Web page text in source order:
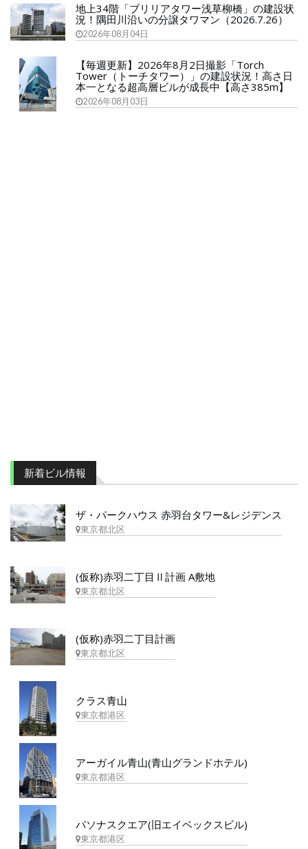
地上34階「ブリリアタワー浅草柳橋」の建設状
況！隅田川沿いの分譲タワマン（2026.7.26）
2026年08月04日
【毎週更新】2026年8月2日撮影「Torch
Tower（トーチタワー）」の建設状況！高さ日
本一となる超高層ビルが成長中【高さ385m】
2026年08月03日
新着ビル情報
ザ・パークハウス 赤羽台タワー&レジデンス
東京都北区
(仮称)赤羽二丁目Ⅱ計画 A敷地
東京都北区
(仮称)赤羽二丁目計画
東京都北区
クラス青山
東京都港区
アーガイル青山(青山グランドホテル)
東京都港区
パソナスクエア(旧エイベックスビル)
東京都港区